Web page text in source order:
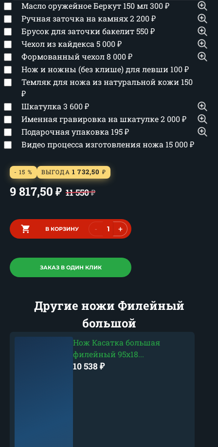
Масло оружейное Беркут 150 мл300₽
Ручная заточка на камнях2 200₽
Брусок для заточки бакелит550₽
Чехол из кайдекса 5 000₽
Формованный чехол8 000₽
Нож и ножны (без клише) для левши 100₽
Темляк для ножа из натуральной кожи 150
₽
Шкатулка 3 600₽
Именная гравировка на шкатулке2 000₽
Подарочная упаковка 195₽
Видео процесса изготовления ножа 15 000₽
- 15 % ВЫГОДА 1 732,50 ₽
9 817,50 ₽ 11 550₽
В КОРЗИНУ - +
ЗАКАЗ В ОДИН КЛИК
Другие ножи Филейный
большой
Нож Касатка большая
филейный 95х18...
10 538 ₽